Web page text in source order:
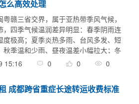
么高效处理
赣三省交界，属于亚热带季风气候，
，四季气候温润差异明显：春季阴雨连
度极高；夏季炎热多雨、台风多发、短
秋季温和少雨、昼夜温差小幅拉大；冬
阴雨天居多、空气潮湿。全域地形以
15:16 0 0 0
成都跨省重症长途转运收费标准